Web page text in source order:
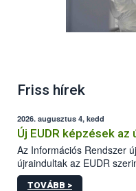
Friss hírek
2026. augusztus 4, kedd
Új EUDR képzések az
Az Információs Rendszer
újraindultak az EUDR
képzések.
TOVÁBB >